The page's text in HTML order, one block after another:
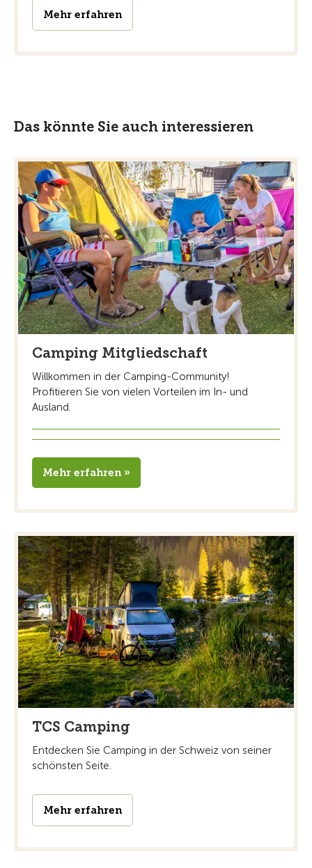
Mehr erfahren
Das könnte Sie auch interessieren
Camping Mitgliedschaft
Willkommen in der Camping-Community!
Profitieren Sie von vielen Vorteilen im In- und
Ausland.
Mehr erfahren »
TCS Camping
Entdecken Sie Camping in der Schweiz von seiner
schönsten Seite.
Mehr erfahren